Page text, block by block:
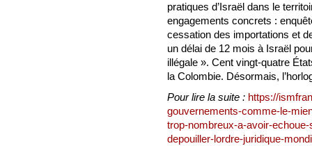
pratiques d’Israël dans le
engagements concrets :
cessation des importations et
un délai de 12 mois à Israël
illégale ». Cent vingt-quatre
la Colombie. Désormais,
Pour lire la suite : https://
gouvernements-comme-le-
trop-nombreux-a-avoir-
depouiller-lordre-juridique-